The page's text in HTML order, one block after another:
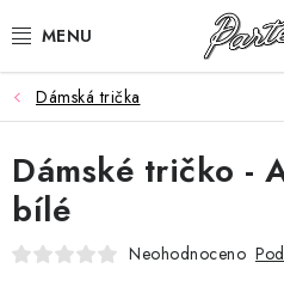
na
ROZLUČKA
NAROZENINY
NA MÍRU
Dámská trička
Dámské tričko -
bílé
Neohodnoceno